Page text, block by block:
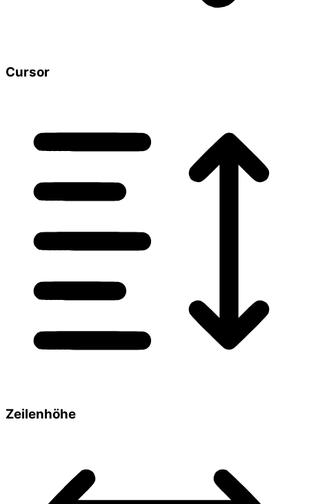
Cursor
Zeilenhöhe